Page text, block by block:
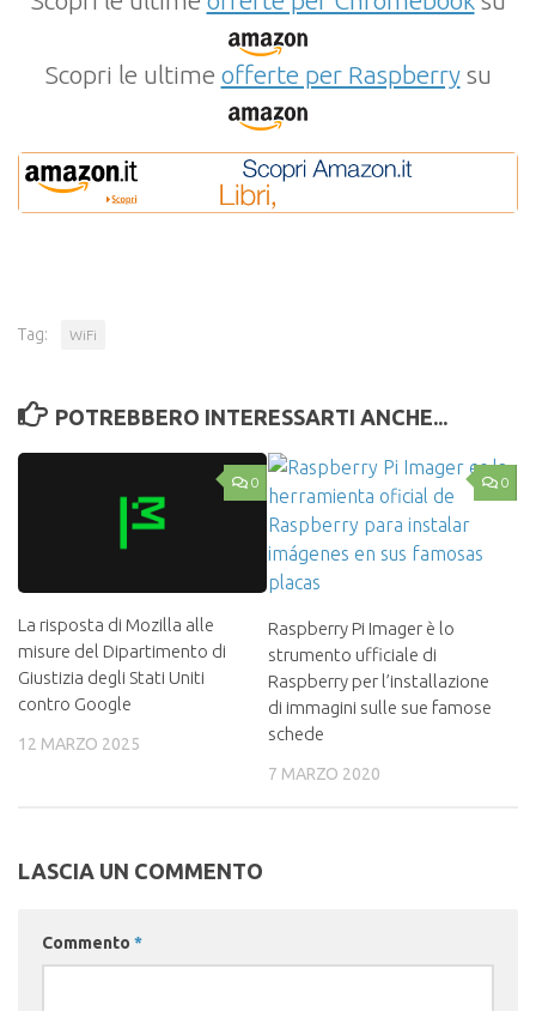
Scopri le ultime offerte per Raspberrysu
Tag: WiFi
POTREBBERO INTERESSARTI ANCHE...
0
La risposta di Mozilla alle
misure del Dipartimento di
Giustizia degli Stati Uniti
contro Google
12 MARZO 2025
0
Raspberry Pi Imager è lo
strumento ufficiale di
Raspberry per l’installazione
di immagini sulle sue famose
schede
7 MARZO 2020
LASCIA UN COMMENTO
Commento *